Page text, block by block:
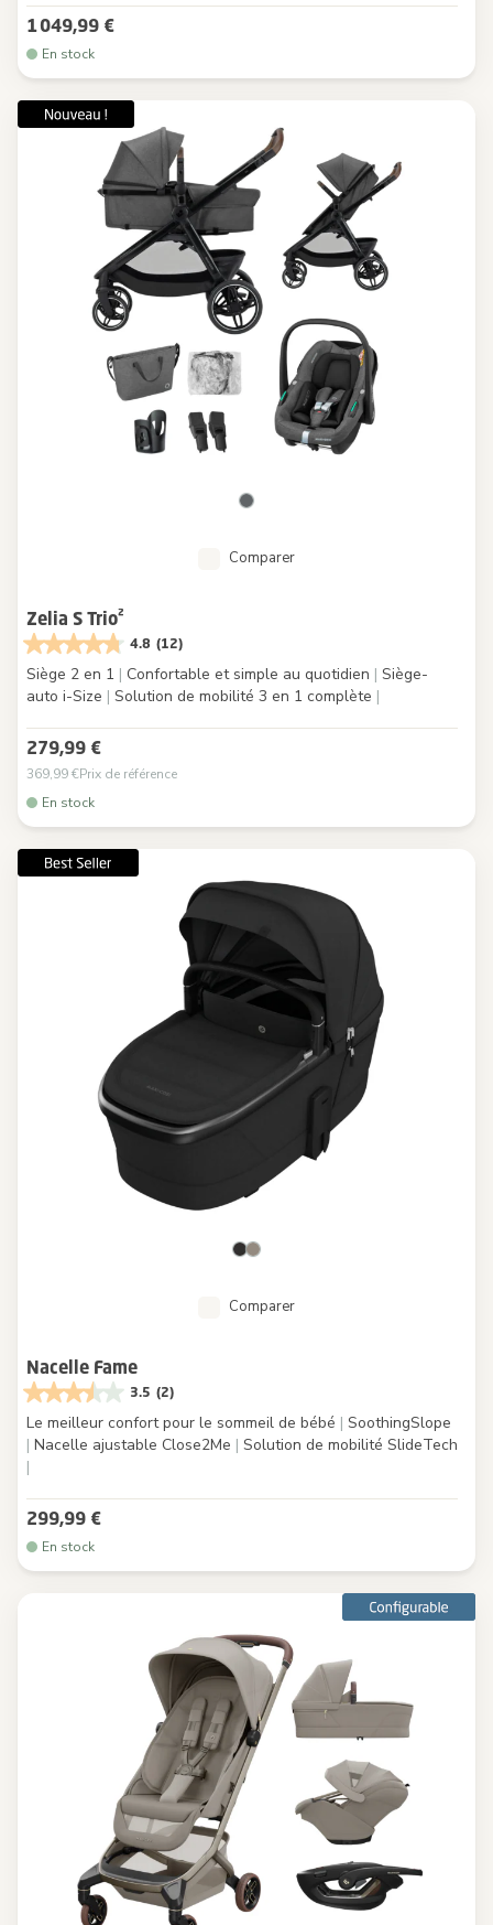
1 049,99 €
En stock
Comparer
Zelia S Trio²
4.8 (12)
Siège 2 en 1 | Confortable et simple au quotidien | Siège-
auto i-Size | Solution de mobilité 3 en 1 complète |
279,99 €
369,99 €Prix de référence
En stock
Comparer
Nacelle Fame
3.5 (2)
Le meilleur confort pour le sommeil de bébé | SoothingSlope
| Nacelle ajustable Close2Me | Solution de mobilité SlideTech
|
299,99 €
En stock